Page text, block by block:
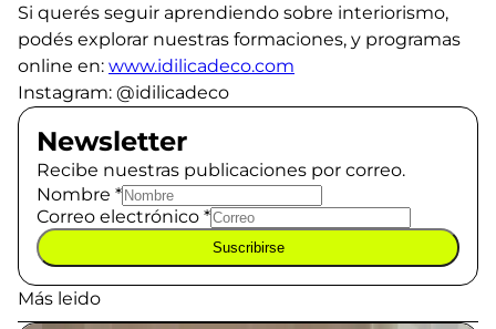
Si querés seguir aprendiendo sobre interiorismo,
podés explorar nuestras formaciones, y programas
online en: www.idilicadeco.com
Instagram: @idilicadeco
Newsletter
Recibe nuestras publicaciones por correo.
Nombre *
Correo electrónico *
Suscribirse
Más leido